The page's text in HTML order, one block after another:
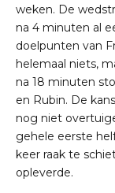
weken. De
na 4 minuten al
doelpunten van
helemaal niets,
na 18 minuten
en Rubin. De
nog niet
gehele eerste
keer raak te
opleverde.